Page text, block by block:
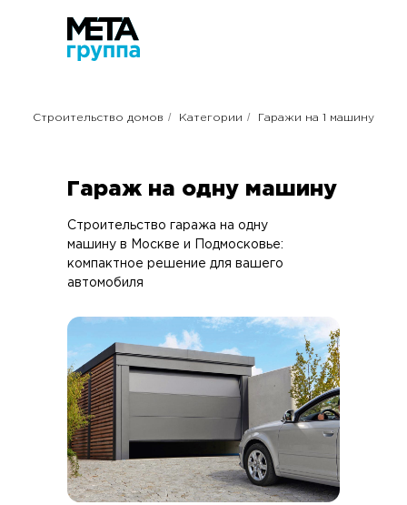
Строительство домов / Категории / Гаражи на 1 машину
Гараж на одну машину
Строительство гаража на одну
машину в Москве и Подмосковье:
компактное решение для вашего
автомобиля